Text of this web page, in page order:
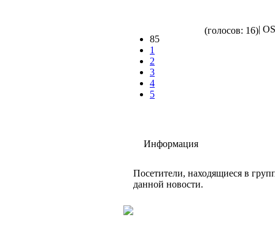
85
1
2
3
4
5
(голосов: 16)|
Информация
Посетители, находящиеся в
данной новости.